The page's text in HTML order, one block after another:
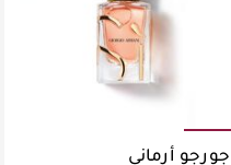
جورجو أرماني